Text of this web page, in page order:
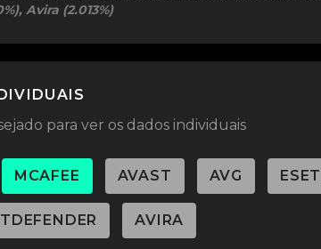
Avira (2.013%)
para ver os dados individuais
MCAFEE AVAST AVG ESET
AVIRA